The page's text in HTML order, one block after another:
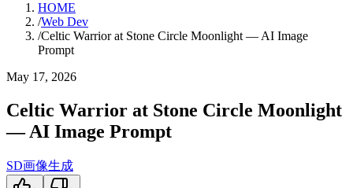
HOME
/Web Dev
/Celtic Warrior at Stone Circle Moonlight — AI Image
Prompt
May 17, 2026
Celtic Warrior at Stone Circle Moonlight
— AI Image Prompt
SD画像生成